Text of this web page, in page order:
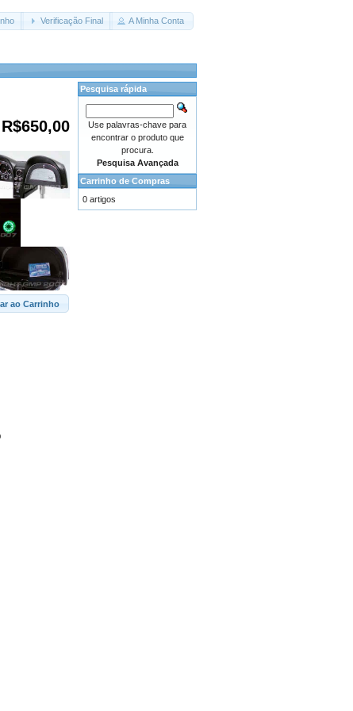
Verificação Final A Minha Conta
R$650,00
ao Carrinho
Pesquisa rápida
Use palavras-chave para
encontrar o produto que
procura.
Pesquisa Avançada
Carrinho de Compras
0 artigos